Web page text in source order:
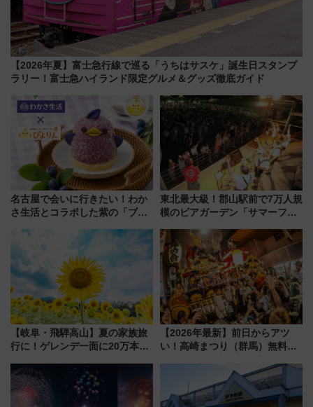
【2026年夏】富士急行線で巡る「うちはサスケ」誕生日スタンプ
ラリー！富士急ハイランド限定グルメ＆グッズ徹底ガイド
名古屋で会いに行きたい！わか
さ生活とコラボした紫の「ブル
東北最大級！郡山駅前で7万人規
模のビアガーデン「サマーフェ
7/24-26開催！ 有料席はJRE
MALLで予約可能
【岐阜・飛騨高山】夏の家族旅
行に！ゲレンデ一面に20万本の
アひまわり園」開園
【2026年最新】前日からアツ
い！高崎まつり（群馬）無料観